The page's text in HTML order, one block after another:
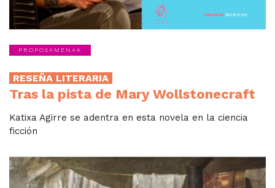
PROPOSAMENAK
RESEÑA LITERARIA
Tras la pista de Mary Wollstonecraft
Katixa Agirre se adentra en esta novela en la ciencia
ficción